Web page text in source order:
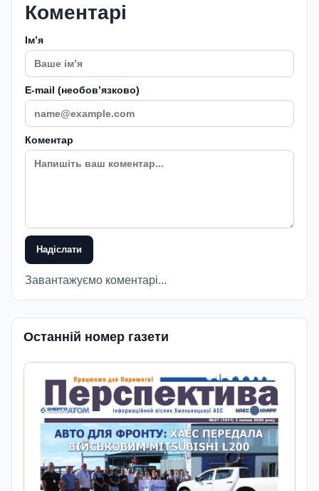
Коментарі
Імʼя
E-mail (необовʼязково)
Коментар
Надіслати
Завантажуємо коментарі...
Останній номер газети